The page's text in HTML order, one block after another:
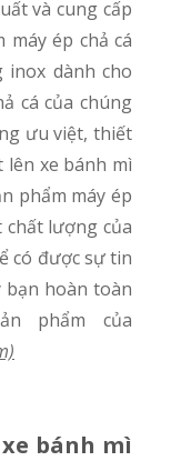
và cung cấp
máy ép chả cá
inox dành cho
cá của chúng
ưu việt, thiết
lên xe bánh mì
phẩm máy ép
chất lượng của
có được sự tin
bạn hoàn toàn
phẩm của
bánh mì